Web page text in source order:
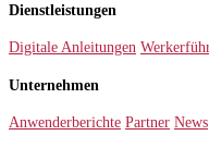
Dienstleistungen
Digitale Anleitungen
Unternehmen
Anwenderberichte Partner News